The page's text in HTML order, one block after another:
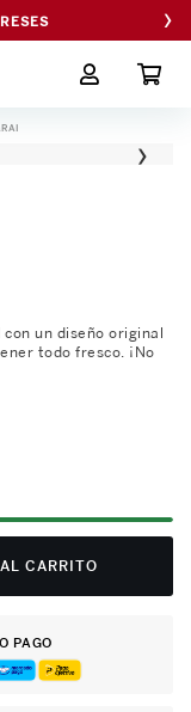
›
›
un diseño original
todo fresco. ¡No
CARRITO
PAGO